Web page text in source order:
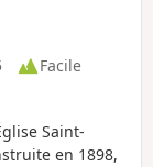
Facile
Saint-
en 1898,